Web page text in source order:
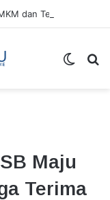
Maju
Terima